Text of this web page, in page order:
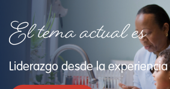
El tema actual es
Liderazgo desde la